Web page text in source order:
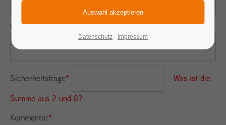
Webseite
Sicherheitsfrage*
Was ist die
Summe aus 2 und 8?
Kommentar*
Datenschutz Impressum